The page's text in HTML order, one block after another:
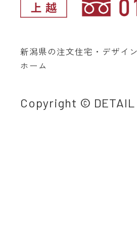
新潟県の注文住宅・デザイ
ホーム
Copyright ©